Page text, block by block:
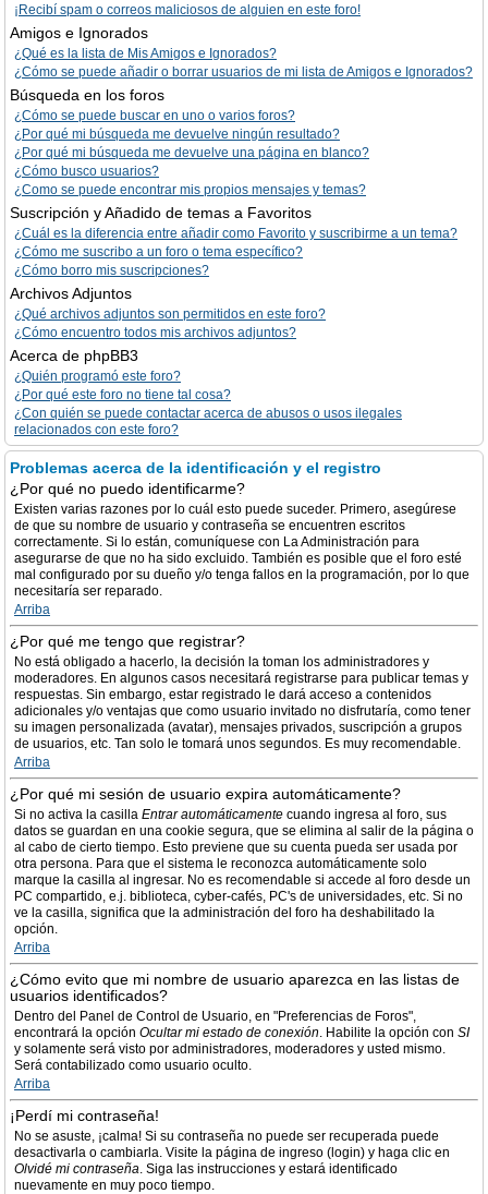
¡Recibí spam o correos maliciosos de alguien en este foro!
Amigos e Ignorados
¿Qué es la lista de Mis Amigos e Ignorados?
¿Cómo se puede añadir o borrar usuarios de mi lista de Amigos e Ignorados?
Búsqueda en los foros
¿Cómo se puede buscar en uno o varios foros?
¿Por qué mi búsqueda me devuelve ningún resultado?
¿Por qué mi búsqueda me devuelve una página en blanco?
¿Cómo busco usuarios?
¿Como se puede encontrar mis propios mensajes y temas?
Suscripción y Añadido de temas a Favoritos
¿Cuál es la diferencia entre añadir como Favorito y suscribirme a un tema?
¿Cómo me suscribo a un foro o tema específico?
¿Cómo borro mis suscripciones?
Archivos Adjuntos
¿Qué archivos adjuntos son permitidos en este foro?
¿Cómo encuentro todos mis archivos adjuntos?
Acerca de phpBB3
¿Quién programó este foro?
¿Por qué este foro no tiene tal cosa?
¿Con quién se puede contactar acerca de abusos o usos ilegales
relacionados con este foro?
Problemas acerca de la identificación y el registro
¿Por qué no puedo identificarme?
Existen varias razones por lo cuál esto puede suceder. Primero, asegúrese
de que su nombre de usuario y contraseña se encuentren escritos
correctamente. Si lo están, comuníquese con La Administración para
asegurarse de que no ha sido excluido. También es posible que el foro esté
mal configurado por su dueño y/o tenga fallos en la programación, por lo que
necesitaría ser reparado.
Arriba
¿Por qué me tengo que registrar?
No está obligado a hacerlo, la decisión la toman los administradores y
moderadores. En algunos casos necesitará registrarse para publicar temas y
respuestas. Sin embargo, estar registrado le dará acceso a contenidos
adicionales y/o ventajas que como usuario invitado no disfrutaría, como tener
su imagen personalizada (avatar), mensajes privados, suscripción a grupos
de usuarios, etc. Tan solo le tomará unos segundos. Es muy recomendable.
Arriba
¿Por qué mi sesión de usuario expira automáticamente?
Si no activa la casilla Entrar automáticamente cuando ingresa al foro, sus
datos se guardan en una cookie segura, que se elimina al salir de la página o
al cabo de cierto tiempo. Esto previene que su cuenta pueda ser usada por
otra persona. Para que el sistema le reconozca automáticamente solo
marque la casilla al ingresar. No es recomendable si accede al foro desde un
PC compartido, e.j. biblioteca, cyber-cafés, PC's de universidades, etc. Si no
ve la casilla, significa que la administración del foro ha deshabilitado la
opción.
Arriba
¿Cómo evito que mi nombre de usuario aparezca en las listas de
usuarios identificados?
Dentro del Panel de Control de Usuario, en "Preferencias de Foros",
encontrará la opción Ocultar mi estado de conexión. Habilite la opción con SI
y solamente será visto por administradores, moderadores y usted mismo.
Será contabilizado como usuario oculto.
Arriba
¡Perdí mi contraseña!
No se asuste, ¡calma! Si su contraseña no puede ser recuperada puede
desactivarla o cambiarla. Visite la página de ingreso (login) y haga clic en
Olvidé mi contraseña. Siga las instrucciones y estará identificado
nuevamente en muy poco tiempo.